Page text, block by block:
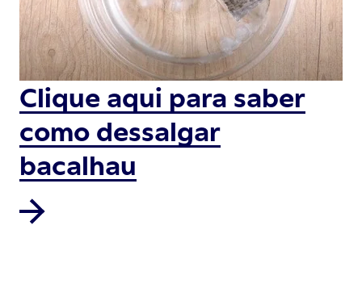
Clique aqui para saber
como dessalgar
bacalhau